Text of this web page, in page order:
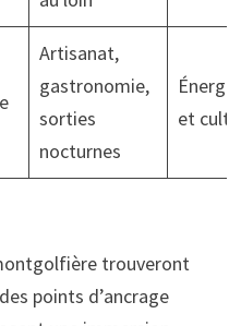
Artisanat,
gastronomie,
sorties
nocturnes
et
trouveront
points d’ancrage